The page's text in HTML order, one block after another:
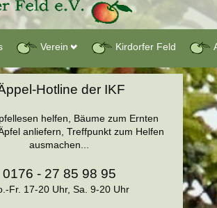
Verein Kirdorfer Feld
Hotline der IKF
helfen, Bäume zum Ernten
anliefern, Treffpunkt zum Helfen
ausmachen...
0176 - 27 85 98 95
Fr. 17-20 Uhr, Sa. 9-20 Uhr